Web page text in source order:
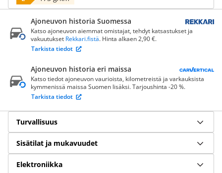
Ajoneuvon historia Suomessa
Katso ajoneuvon aiemmat omistajat, tehdyt katsastukset ja
vakuutukset Rekkari.fistä. Hinta alkaen 2,90 €.
Tarkista tiedot
Ajoneuvon historia eri maissa
Katso tiedot ajoneuvon vaurioista, kilometreistä ja varkauksista
kymmenissä maissa Suomen lisäksi. Tarjoushinta -20 %.
Tarkista tiedot
Turvallisuus
Sisätilat ja mukavuudet
Elektroniikka